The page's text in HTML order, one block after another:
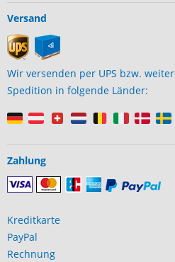
Versand
Wir versenden per UPS bzw.
Spedition in folgende Länder:
Zahlung
Kreditkarte
PayPal
Rechnung